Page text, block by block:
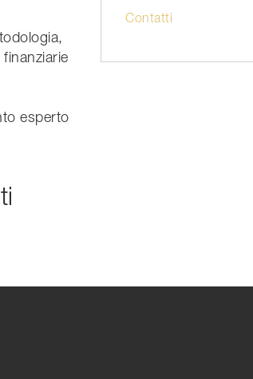
esperto
Contatti